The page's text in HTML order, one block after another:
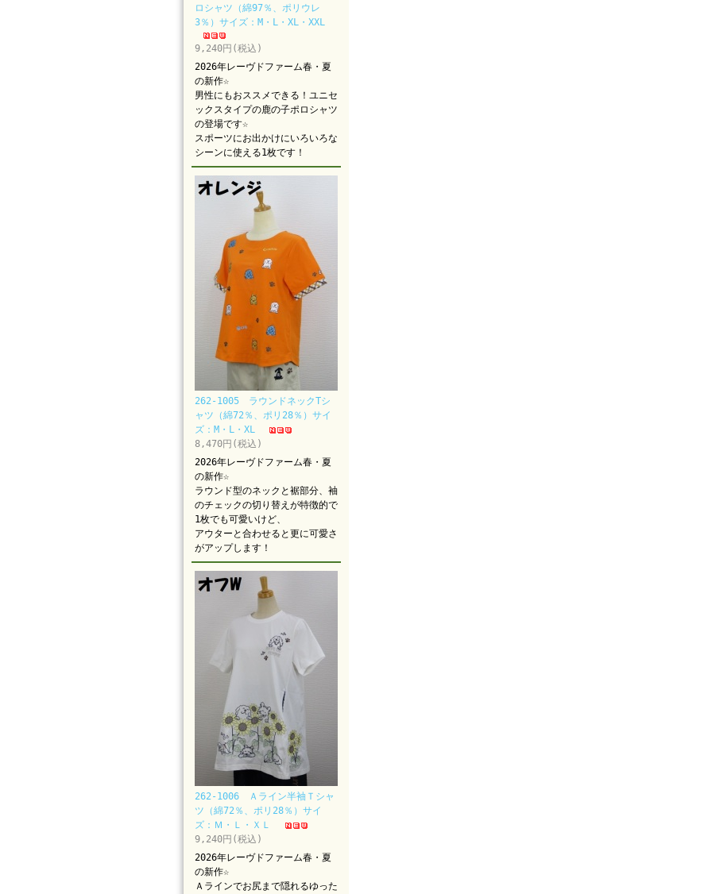
ロシャツ（綿97％、ポリウレ
3％）サイズ：M・L・XL・XXL
9,240円(税込)
2026年レーヴドファーム春・夏
の新作☆
男性にもおススメできる！ユニセ
ックスタイプの鹿の子ポロシャツ
の登場です☆
スポーツにお出かけにいろいろな
シーンに使える1枚です！
262-1005 ラウンドネックTシ
ャツ（綿72％、ポリ28％）サイ
ズ：M・L・XL
8,470円(税込)
2026年レーヴドファーム春・夏
の新作☆
ラウンド型のネックと裾部分、袖
のチェックの切り替えが特徴的で
1枚でも可愛いけど、
アウターと合わせると更に可愛さ
がアップします！
262-1006 Ａライン半袖Ｔシャ
ツ（綿72％、ポリ28％）サイ
ズ：Ｍ・Ｌ・ＸＬ
9,240円(税込)
2026年レーヴドファーム春・夏
の新作☆
Ａラインでお尻まで隠れるゆった